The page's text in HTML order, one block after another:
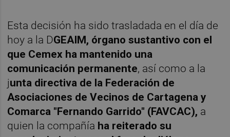
Esta decisión ha sido trasladada en el día de
hoy a la DGEAIM, órgano sustantivo con el
que Cemex ha mantenido una
comunicación permanente, así como a la
junta directiva de la Federación de
Asociaciones de Vecinos de Cartagena y
Comarca "Fernando Garrido" (FAVCAC), a
quien la compañía ha reiterado su